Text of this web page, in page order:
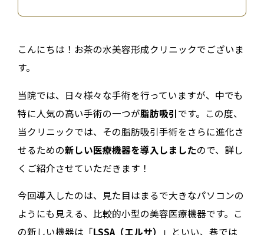
こんにちは！お茶の水美容形成クリニックでございま
す。
当院では、日々様々な手術を行っていますが、中でも
特に人気の高い手術の一つが脂肪吸引です。この度、
当クリニックでは、その脂肪吸引手術をさらに進化さ
せるための新しい医療機器を導入しましたので、詳し
くご紹介させていただきます！
今回導入したのは、見た目はまるで大きなパソコンの
ようにも見える、比較的小型の美容医療機器です。こ
の新しい機器は「LSSA（エルサ）
」といい、巷では